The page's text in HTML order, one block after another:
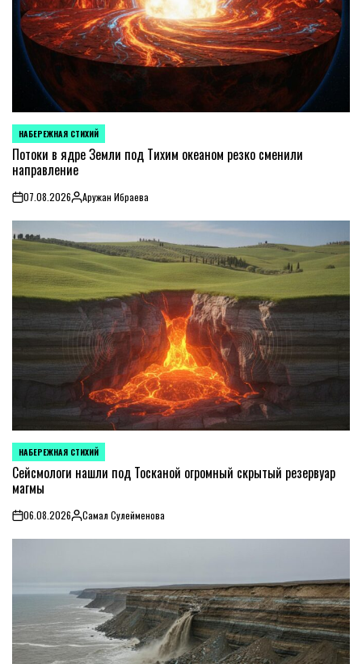
POSTED
IN
НАБЕРЕЖНАЯ СТИХИЙ
Потоки в ядре Земли под Тихим океаном резко сменили
направление
on07.08.2026PostedАружан Ибраева
POSTED
IN
НАБЕРЕЖНАЯ СТИХИЙ
Сейсмологи нашли под Тосканой огромный скрытый резервуар
магмы
on06.08.2026PostedСамал Сулейменова